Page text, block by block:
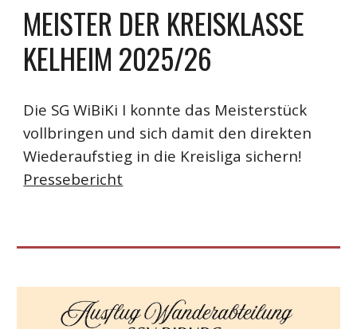
MEISTER DER KREISKLASSE
KELHEIM 2025/26
Die SG WiBiKi I konnte das Meisterstück
vollbringen und sich damit den direkten
Wiederaufstieg in die Kreisliga sichern!
Pressebericht